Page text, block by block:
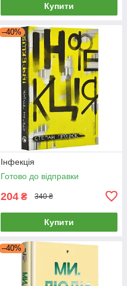
Купити
–40%
Інфекція
Готово до відправки
204 ₴ 340 ₴
Купити
–40%